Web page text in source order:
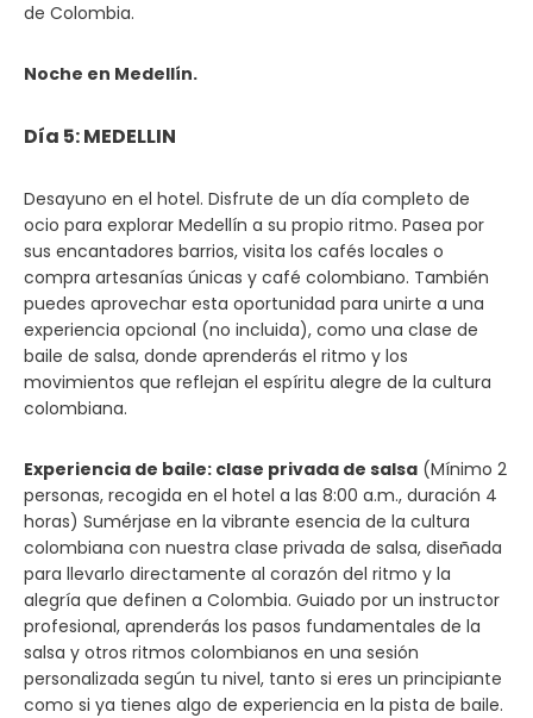
de Colombia.
Noche en Medellín.
Día 5: MEDELLIN
Desayuno en el hotel. Disfrute de un día completo de
ocio para explorar Medellín a su propio ritmo. Pasea por
sus encantadores barrios, visita los cafés locales o
compra artesanías únicas y café colombiano. También
puedes aprovechar esta oportunidad para unirte a una
experiencia opcional (no incluida), como una clase de
baile de salsa, donde aprenderás el ritmo y los
movimientos que reflejan el espíritu alegre de la cultura
colombiana.
Experiencia de baile: clase privada de salsa (Mínimo 2
personas, recogida en el hotel a las 8:00 a.m., duración 4
horas) Sumérjase en la vibrante esencia de la cultura
colombiana con nuestra clase privada de salsa, diseñada
para llevarlo directamente al corazón del ritmo y la
alegría que definen a Colombia. Guiado por un instructor
profesional, aprenderás los pasos fundamentales de la
salsa y otros ritmos colombianos en una sesión
personalizada según tu nivel, tanto si eres un principiante
como si ya tienes algo de experiencia en la pista de baile.